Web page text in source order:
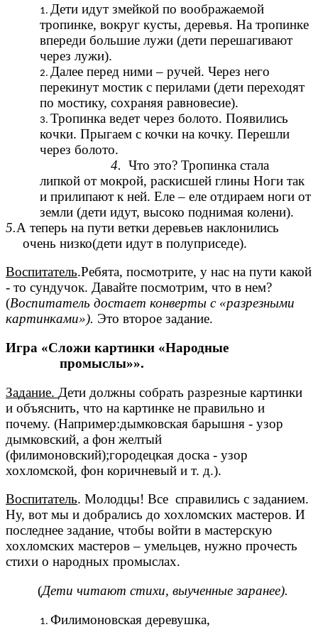
Дети идут змейкой по воображаемой
тропинке, вокруг кусты, деревья. На тропинке
впереди большие лужи (дети перешагивают
через лужи).
Далее перед ними – ручей. Через него
перекинут мостик с перилами (дети переходят
по мостику, сохраняя равновесие).
Тропинка ведет через болото. Появились
кочки. Прыгаем с кочки на кочку. Перешли
через болото.
4. Что это? Тропинка стала
липкой от мокрой, раскисшей глины Ноги так
и прилипают к ней. Еле – еле отдираем ноги от
земли (дети идут, высоко поднимая колени).
5.А теперь на пути ветки деревьев наклонились
очень низко(дети идут в полуприседе).
Воспитатель.Ребята, посмотрите, у нас на пути какой
- то сундучок. Давайте посмотрим, что в нем?
(Воспитатель достает конверты с «разрезными
картинками»). Это второе задание.
Игра «Сложи картинки «Народные
промыслы»».
Задание. Дети должны собрать разрезные картинки
и объяснить, что на картинке не правильно и
почему. (Например:дымковская барышня - узор
дымковский, а фон желтый
(филимоновский);городецкая доска - узор
хохломской, фон коричневый и т. д.).
Воспитатель. Молодцы! Все справились с заданием.
Ну, вот мы и добрались до хохломских мастеров. И
последнее задание, чтобы войти в мастерскую
хохломских мастеров – умельцев, нужно прочесть
стихи о народных промыслах.
(Дети читают стихи, выученные заранее).
Филимоновская деревушка,